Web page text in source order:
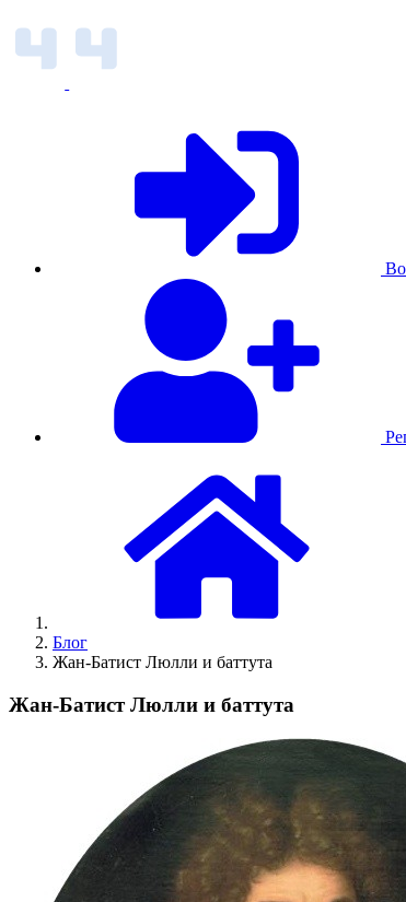
Блог
Жан-Батист Люлли и баттута
Жан-Батист Люлли и баттута